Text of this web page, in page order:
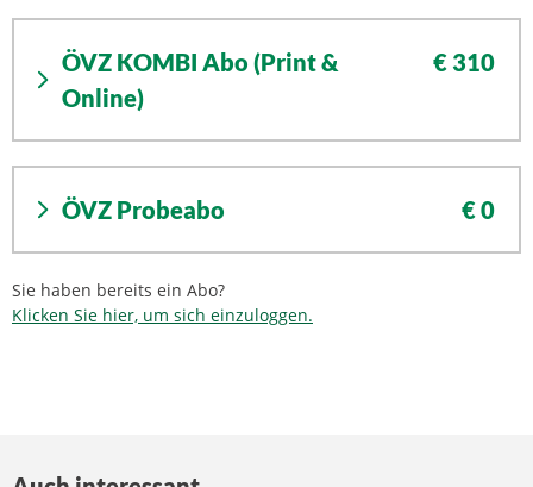
ÖVZ KOMBI Abo (Print &
Online)
€ 310
ÖVZ Probeabo € 0
Sie haben bereits ein Abo?
Klicken Sie hier, um sich einzuloggen.